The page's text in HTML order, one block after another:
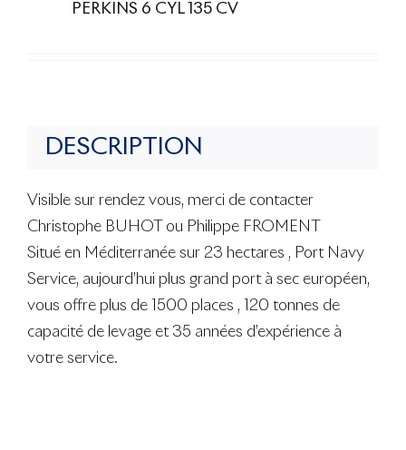
PERKINS 6 CYL 135 CV
DESCRIPTION
Visible sur rendez vous, merci de contacter
Christophe BUHOT ou Philippe FROMENT
Situé en Méditerranée sur 23 hectares , Port Navy
Service, aujourd’hui plus grand port à sec européen,
vous offre plus de 1500 places , 120 tonnes de
capacité de levage et 35 années d’expérience à
votre service.